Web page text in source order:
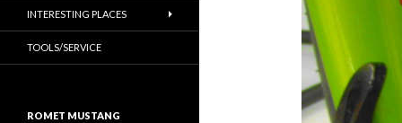
INTERESTING PLACES
TOOLS/SERVICE
ROMET MUSTANG